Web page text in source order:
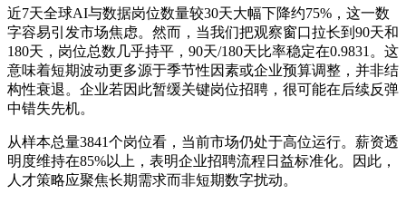
近7天全球AI与数据岗位数量较30天大幅下降约75%，这一数
字容易引发市场焦虑。然而，当我们把观察窗口拉长到90天和
180天，岗位总数几乎持平，90天/180天比率稳定在0.9831。这
意味着短期波动更多源于季节性因素或企业预算调整，并非结
构性衰退。企业若因此暂缓关键岗位招聘，很可能在后续反弹
中错失先机。
从样本总量3841个岗位看，当前市场仍处于高位运行。薪资透
明度维持在85%以上，表明企业招聘流程日益标准化。因此，
人才策略应聚焦长期需求而非短期数字扰动。